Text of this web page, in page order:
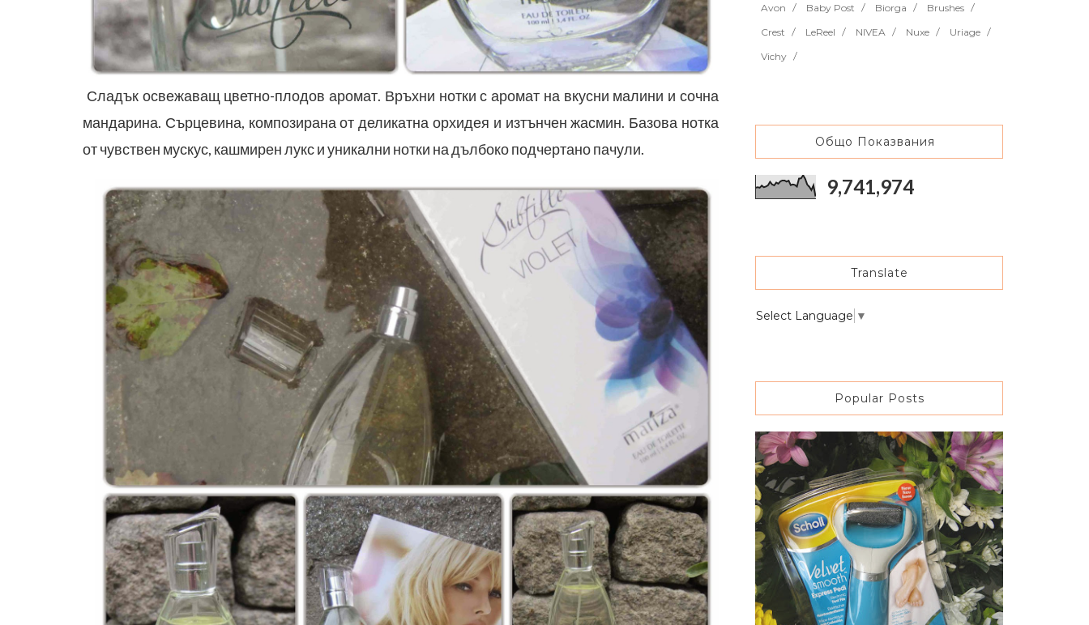
Сладък освежаващ цветно-плодов аромат. Връхни нотки с аромат на вкусни малини и сочна
мандарина. Сърцевина, композирана от деликатна орхидея и изтънчен жасмин. Базова нотка
от чувствен мускус, кашмирен лукс и уникални нотки на дълбоко подчертано пачули.
Avon
Baby Post Biorga
Brushes
Crest
LeReel NIVEA Nuxe
Uriage
Vichy
Общо Показвания
9,741,974
Translate
Select Language ▼
Popular Posts